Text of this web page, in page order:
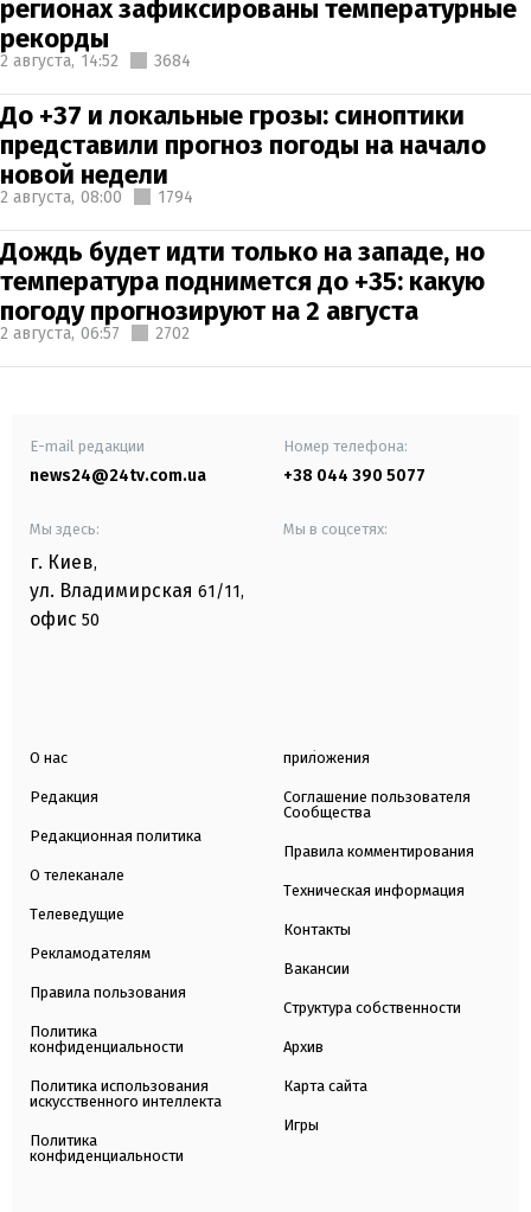
регионах зафиксированы температурные
рекорды
2 августа, 14:52 3684
До +37 и локальные грозы: синоптики
представили прогноз погоды на начало
новой недели
2 августа, 08:00 1794
Дождь будет идти только на западе, но
температура поднимется до +35: какую
погоду прогнозируют на 2 августа
2 августа, 06:57 2702
E-mail редакции
news24@24tv.com.ua
Номер телефона:
+38 044 390 5077
Мы здесь:
г. Киев,
ул. Владимирская 61/11,
офис 50
Мы в соцсетях:
О нас
Редакция
Редакционная политика
О телеканале
Телеведущие
Рекламодателям
Правила пользования
Политика
конфиденциальности
Политика использования
искусственного интеллекта
Политика
конфиденциальности
приложения
Соглашение пользователя
Сообщества
Правила комментирования
Техническая информация
Контакты
Вакансии
Структура собственности
Архив
Карта сайта
Игры